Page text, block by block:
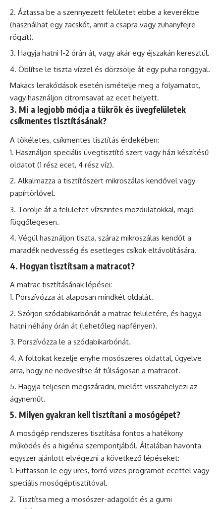
Áztassa be a szennyezett felületet ebbe a keverékbe
(használhat egy zacskót, amit a csapra vagy zuhanyfejre
rögzít).
Hagyja hatni 1-2 órán át, vagy akár egy éjszakán keresztül.
Öblítse le tiszta vízzel és dörzsölje át egy puha ronggyal.
Makacs lerakódások esetén ismételje meg a folyamatot,
vagy használjon citromsavat az ecet helyett.
3. Mi a legjobb módja a tükrök és üvegfelületek
csíkmentes tisztításának?
A tökéletes, csíkmentes tisztítás érdekében:
Használjon speciális üvegtisztító szert vagy házi készítésű
oldatot (1 rész ecet, 4 rész víz).
Alkalmazza a tisztítószert mikroszálas kendővel vagy
papírtörlővel.
Törölje át a felületet vízszintes mozdulatokkal, majd
függőlegesen.
Végül használjon tiszta, száraz mikroszálas kendőt a
maradék nedvesség és esetleges csíkok eltávolítására.
4. Hogyan tisztítsam a matracot?
A matrac tisztításának lépései:
Porszívózza át alaposan mindkét oldalát.
Szórjon szódabikarbónát a matrac felületére, és hagyja
hatni néhány órán át (lehetőleg napfényen).
Porszívózza le a szódabikarbónát.
A foltokat kezelje enyhe mosószeres oldattal, ügyelve
arra, hogy ne nedvesítse át túlságosan a matracot.
Hagyja teljesen megszáradni, mielőtt visszahelyezi az
ágyneműt.
5. Milyen gyakran kell tisztítani a mosógépet?
A mosógép rendszeres tisztítása fontos a hatékony
működés és a higiénia szempontjából. Általában havonta
egyszer ajánlott elvégezni a következő lépéseket:
Futtasson le egy üres, forró vizes programot ecettel vagy
speciális mosógéptisztítóval.
Tisztítsa meg a mosószer-adagolót és a gumi